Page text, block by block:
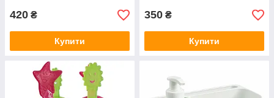
420 ₴
Купити
350 ₴
Купити